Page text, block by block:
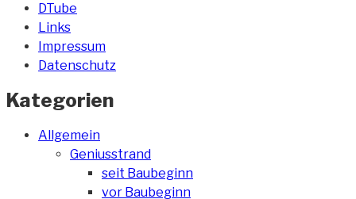
DTube
Links
Impressum
Datenschutz
Kategorien
Allgemein
Geniusstrand
seit Baubeginn
vor Baubeginn